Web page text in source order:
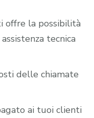
offre la possibilità
tecnica
delle chiamate
ai tuoi clienti